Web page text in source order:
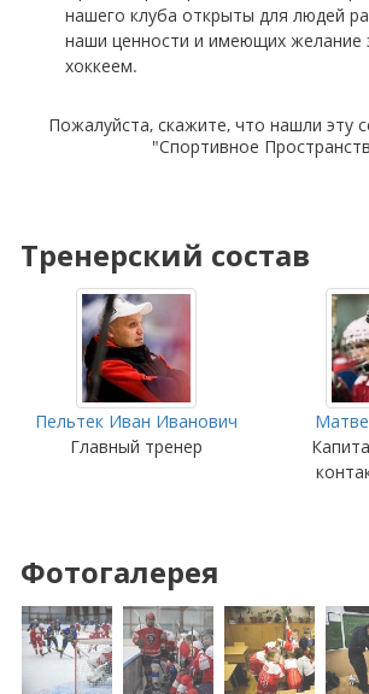
нашего клуба открыты для людей
наши ценности и имеющих желание
хоккеем.
Пожалуйста, скажите, что нашли эту
"Спортивное
Тренерский состав
Пельтек Иван Иванович
Главный тренер
Фотогалерея